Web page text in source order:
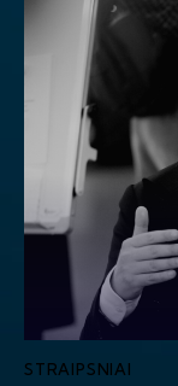
STRAIPSNIAI